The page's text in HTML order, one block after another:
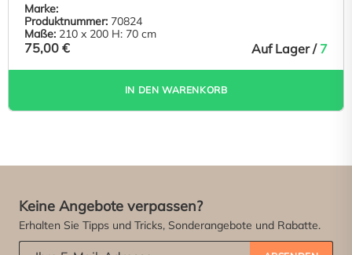
Marke:
Produktnummer: 70824
Maße: 210 x 200 H: 70 cm
75,00 € Auf Lager / 7
IN DEN WARENKORB
Keine Angebote verpassen?
Erhalten Sie Tipps und Tricks, Sonderangebote und Rabatte.